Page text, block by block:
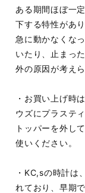
ある期間ほぼ一
下する特性があり
急に動かなくな
いたり、止まっ
外の原因が考えら
・お買い上げ時
ウズにプラステ
トッパーを外し
使いください。
・KC,sの時計は
れており、早期